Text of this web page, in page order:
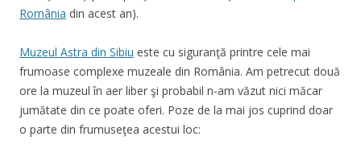
România din acest an).
Muzeul Astra din Sibiu este cu siguranţă printre cele mai
frumoase complexe muzeale din România. Am petrecut două
ore la muzeul în aer liber şi probabil n-am văzut nici măcar
jumătate din ce poate oferi. Poze de la mai jos cuprind doar
o parte din frumuseţea acestui loc: